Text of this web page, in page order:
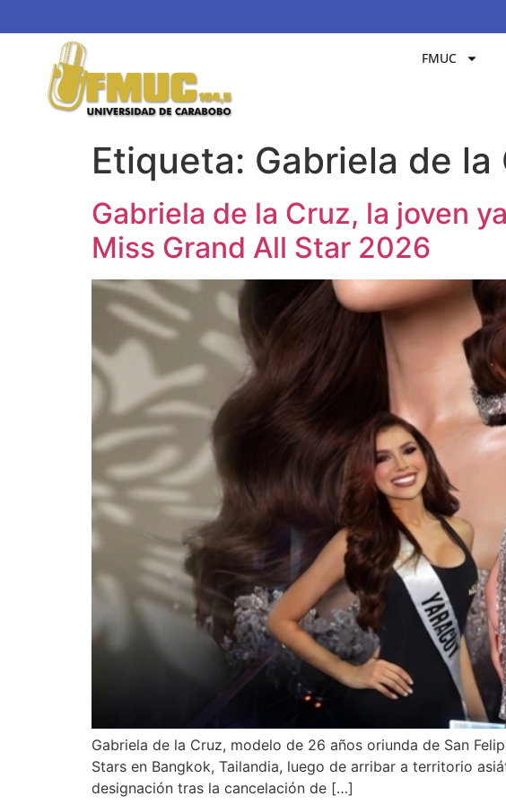
FMUC
Etiqueta: Gabriela de la
Gabriela de la Cruz, la joven
Miss Grand All Star 2026
Gabriela de la Cruz, modelo de 26 años oriunda de San
Stars en Bangkok, Tailandia, luego de arribar a territorio
designación tras la cancelación de […]